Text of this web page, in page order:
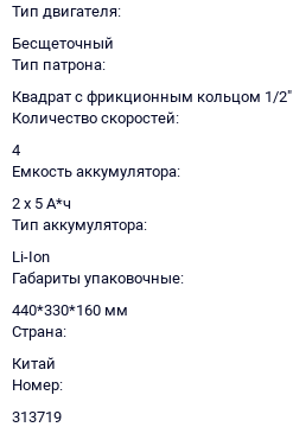
Тип двигателя
Бесщеточный
Тип патрона
Квадрат с фрикционным кольцом 1/2"
Количество скоростей
4
Емкость аккумулятора
2 х 5 А*ч
Тип аккумулятора
Li-Ion
Габариты упаковочные
440*330*160 мм
Страна
Китай
Номер
313719